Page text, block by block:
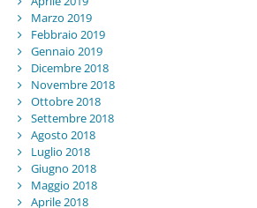
Marzo 2019
Febbraio 2019
Gennaio 2019
Dicembre 2018
Novembre 2018
Ottobre 2018
Settembre 2018
Agosto 2018
Luglio 2018
Giugno 2018
Maggio 2018
Aprile 2018